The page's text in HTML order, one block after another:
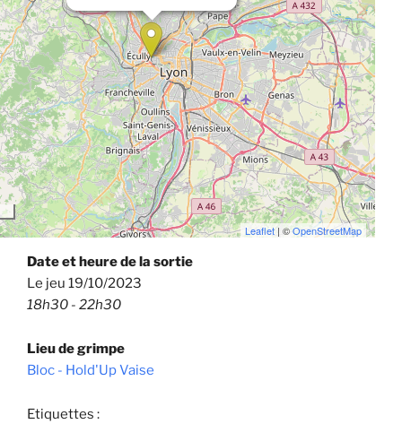
Leaflet | ©OpenStreetMap
Date et heure de la sortie
Le jeu 19/10/2023
18h30 - 22h30
Lieu de grimpe
Bloc - Hold'Up Vaise
Etiquettes :